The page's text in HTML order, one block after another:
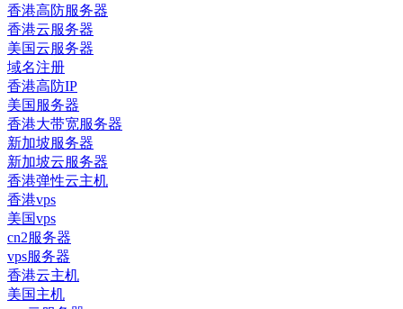
香港高防服务器
香港云服务器
美国云服务器
域名注册
香港高防IP
美国服务器
香港大带宽服务器
新加坡服务器
新加坡云服务器
香港弹性云主机
香港vps
美国vps
cn2服务器
vps服务器
香港云主机
美国主机